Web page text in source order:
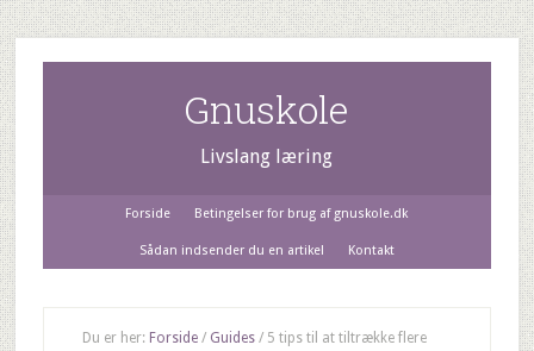
Gnuskole
Livslang læring
Forside Betingelser for brug af gnuskole.dk
Sådan indsender du en artikel Kontakt
Du er her: Forside / Guides /5 tips til at tiltrække flere